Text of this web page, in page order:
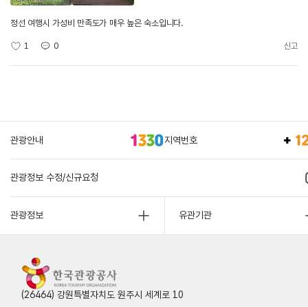
정선 여행시 가성비 만족도가 매우 높은 숙소입니다.
1 0 신고
관광안내 지역번호
관광정보 수정/신규요청
관광정보 유관기관
(26464) 강원특별자치도 원주시 세계로 10